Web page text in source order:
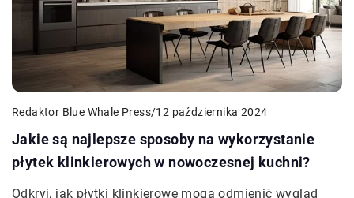
Redaktor Blue Whale Press/12 października 2024
Jakie są najlepsze sposoby na wykorzystanie
płytek klinkierowych w nowoczesnej kuchni?
Odkryj, jak płytki klinkierowe mogą odmienić wygląd